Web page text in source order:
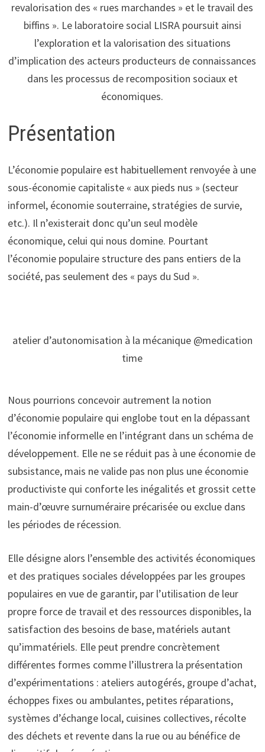
revalorisation des « rues marchandes » et le travail des
biffins ». Le laboratoire social LISRA poursuit ainsi
l’exploration et la valorisation des situations
d’implication des acteurs producteurs de connaissances
dans les processus de recomposition sociaux et
économiques.
Présentation
L’économie populaire est habituellement renvoyée à une
sous-économie capitaliste « aux pieds nus » (secteur
informel, économie souterraine, stratégies de survie,
etc.). Il n’existerait donc qu’un seul modèle
économique, celui qui nous domine. Pourtant
l’économie populaire structure des pans entiers de la
société, pas seulement des « pays du Sud ».
atelier d’autonomisation à la mécanique @medication
time
Nous pourrions concevoir autrement la notion
d’économie populaire qui englobe tout en la dépassant
l’économie informelle en l’intégrant dans un schéma de
développement. Elle ne se réduit pas à une économie de
subsistance, mais ne valide pas non plus une économie
productiviste qui conforte les inégalités et grossit cette
main-d’œuvre surnuméraire précarisée ou exclue dans
les périodes de récession.
Elle désigne alors l’ensemble des activités économiques
et des pratiques sociales développées par les groupes
populaires en vue de garantir, par l’utilisation de leur
propre force de travail et des ressources disponibles, la
satisfaction des besoins de base, matériels autant
qu’immatériels. Elle peut prendre concrètement
différentes formes comme l’illustrera la présentation
d’expérimentations : ateliers autogérés, groupe d’achat,
échoppes fixes ou ambulantes, petites réparations,
systèmes d’échange local, cuisines collectives, récolte
des déchets et revente dans la rue ou au bénéfice de